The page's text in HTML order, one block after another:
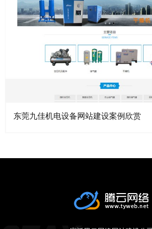
东莞九佳机电设备网站建设案例欣赏